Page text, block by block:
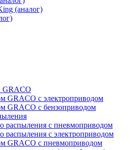
(аналог)
GRACO
GRACO с электроприводом
GRACO с бензоприводом
распыления с пневмоприводом
распыления с электроприводом
GRACO с пневмоприводом